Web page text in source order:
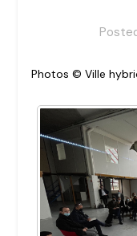
Photos © Ville